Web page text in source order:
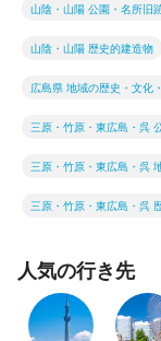
山陰・山陽 公園・名所旧
山陰・山陽 歴史的建造物
広島県 地域の歴史・文化
三原・竹原・東広島・呉
三原・竹原・東広島・呉
三原・竹原・東広島・呉
人気の行き先